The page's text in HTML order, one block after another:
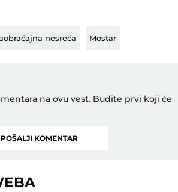
nesreća Mostar
na ovu vest. Budite prvi koji će
POŠALJI KOMENTAR